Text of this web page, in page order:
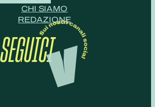
CHI SIAMO
REDAZIONE
SEGUICI